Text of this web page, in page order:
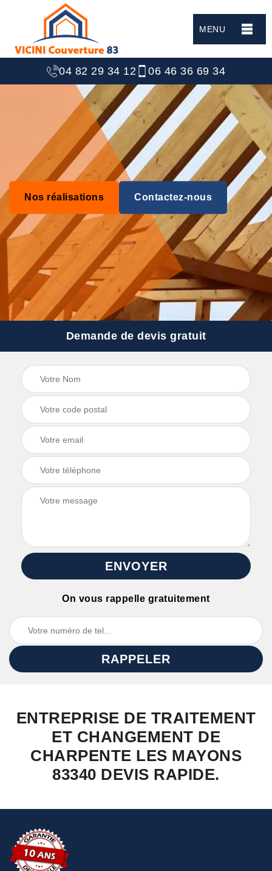
MENU
04 82 29 34 12 06 46 36 69 34
Nos réalisations Contactez-nous
Demande de devis gratuit
On vous rappelle gratuitement
ENTREPRISE DE TRAITEMENT
ET CHANGEMENT DE
CHARPENTE LES MAYONS
83340 DEVIS RAPIDE.